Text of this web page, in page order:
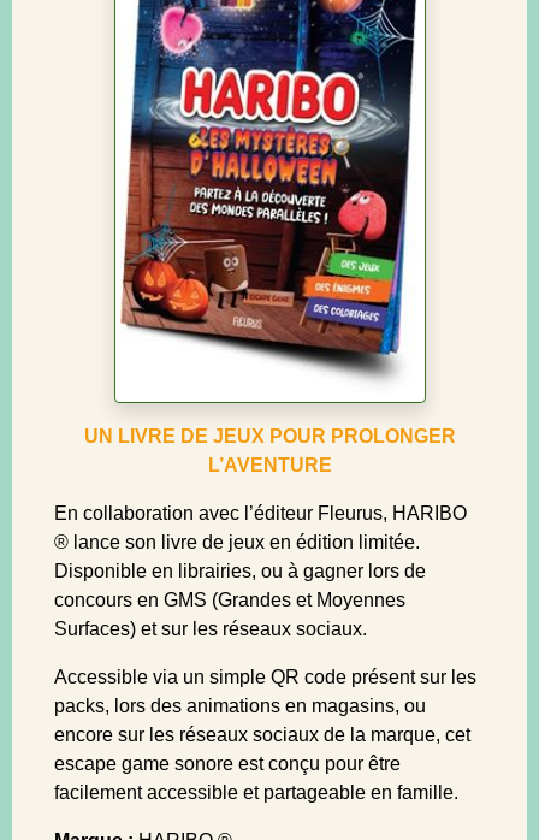
UN LIVRE DE JEUX POUR PROLONGER
L’AVENTURE
En collaboration avec l’éditeur Fleurus, HARIBO
® lance son livre de jeux en édition limitée.
Disponible en librairies, ou à gagner lors de
concours en GMS (Grandes et Moyennes
Surfaces) et sur les réseaux sociaux.
Accessible via un simple QR code présent sur les
packs, lors des animations en magasins, ou
encore sur les réseaux sociaux de la marque, cet
escape game sonore est conçu pour être
facilement accessible et partageable en famille.